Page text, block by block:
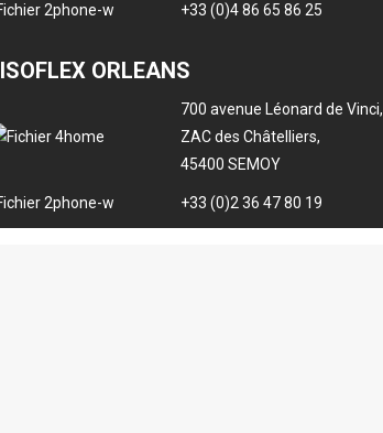
+33 (0)4 86 65 86 25
ISOFLEX ORLEANS
700 avenue Léonard de Vinci,
ZAC des Châtelliers,
45400 SEMOY
+33 (0)2 36 47 80 19